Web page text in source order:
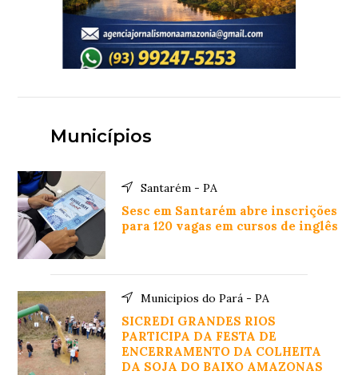
Municípios
Santarém - PA
Sesc em Santarém abre inscrições
para 120 vagas em cursos de inglês
Municipios do Pará - PA
SICREDI GRANDES RIOS
PARTICIPA DA FESTA DE
ENCERRAMENTO DA COLHEITA
DA SOJA DO BAIXO AMAZONAS